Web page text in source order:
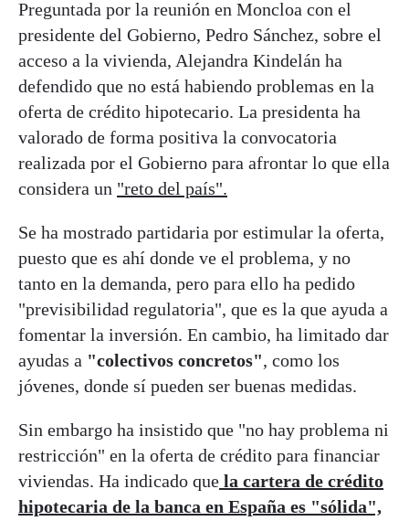
Preguntada por la reunión en Moncloa con el
presidente del Gobierno, Pedro Sánchez, sobre el
acceso a la vivienda, Alejandra Kindelán ha
defendido que no está habiendo problemas en la
oferta de crédito hipotecario. La presidenta ha
valorado de forma positiva la convocatoria
realizada por el Gobierno para afrontar lo que ella
considera un "reto del país".
Se ha mostrado partidaria por estimular la oferta,
puesto que es ahí donde ve el problema, y no
tanto en la demanda, pero para ello ha pedido
"previsibilidad regulatoria", que es la que ayuda a
fomentar la inversión. En cambio, ha limitado dar
ayudas a "colectivos concretos", como los
jóvenes, donde sí pueden ser buenas medidas.
Sin embargo ha insistido que "no hay problema ni
restricción" en la oferta de crédito para financiar
viviendas. Ha indicado que la cartera de crédito
hipotecaria de la banca en España es "sólida",